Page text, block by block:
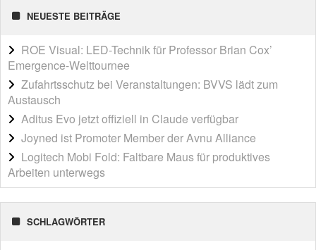
NEUESTE BEITRÄGE
ROE Visual: LED-Technik für Professor Brian Cox’
Emergence-Welttournee
Zufahrtsschutz bei Veranstaltungen: BVVS lädt zum
Austausch
Aditus Evo jetzt offiziell in Claude verfügbar
Joyned ist Promoter Member der Avnu Alliance
Logitech Mobi Fold: Faltbare Maus für produktives
Arbeiten unterwegs
SCHLAGWÖRTER